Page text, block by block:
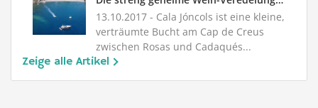
13.10.2017 - Cala Jóncols ist eine kleine,
verträumte Bucht am Cap de Creus
zwischen Rosas und Cadaqués...
Zeige alle Artikel